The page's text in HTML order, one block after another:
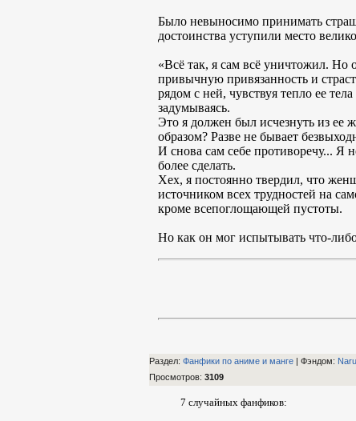
Было невыносимо принимать
достоинства уступили место
«Всё так, я сам всё уничтожил. Но
привычную привязанность и
рядом с ней, чувствуя тепло ее
задумываясь.
Это я должен был исчезнуть из ее
образом? Разве не бывает
И снова сам себе противоречу... Я
более сделать.
Хех, я постоянно твердил, что
источником всех трудностей на
кроме всепоглощающей пустоты.
Но как он мог испытывать что-
Раздел: Фанфики по аниме и манге | Фэндом:
Просмотров: 3109
7 случайных фанфиков: